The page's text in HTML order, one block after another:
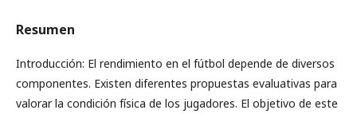
Resumen
Introducción: El rendimiento en el fútbol depende de diversos
componentes. Existen diferentes propuestas evaluativas para
valorar la condición física de los jugadores. El objetivo de este